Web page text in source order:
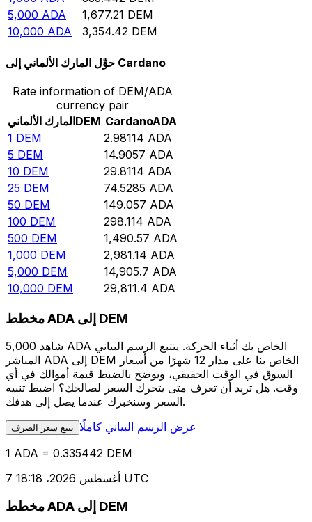
5,000 ADA 1,677.21 DEM
10,000 ADA 3,354.42 DEM
حوِّل المارك الألماني إلى Cardano
Rate information of DEM/ADA
currency pair
المارك الألمانيDEM CardanoADA
1 DEM 2.98114 ADA
5 DEM 14.9057 ADA
10 DEM 29.8114 ADA
25 DEM 74.5285 ADA
50 DEM 149.057 ADA
100 DEM 298.114 ADA
500 DEM 1,490.57 ADA
1,000 DEM 2,981.14 ADA
5,000 DEM 14,905.7 ADA
10,000 DEM 29,811.4 ADA
مخطط ADA إلى DEM
شاهد 5,000 ADA الخاص بك أثناء الحركة. يتتبع الرسم البياني
المباشر ADA إلى DEM الخاص بنا على مدار 12 شهرًا من أسعار
السوق في الوقت الحقيقي، ويوضح بالضبط قيمة أموالك في أي
وقت. هل تريد أن تعرف متى يتحرك السعر لصالحك؟ اضبط تنبيه
السعر وسنخبرك عندما يصل إلى هدفك.
تتبع سعر الصرف عرض الرسم البياني كاملًا
1 ADA = 0.335442 DEM
7 أغسطس 2026، 18:18 UTC
مخطط ADA إلى DEM